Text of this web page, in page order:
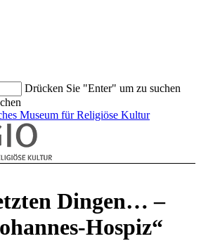
Drücken Sie "Enter" um zu suchen
Dingen… –
Hospiz“